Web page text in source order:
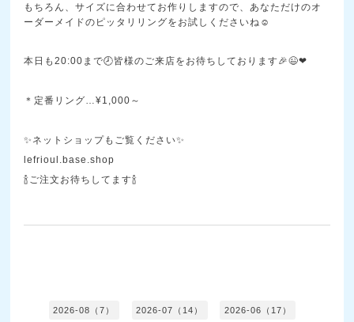
もちろん、サイズに合わせてお作りしますので、あなただけのオ
ーダーメイドのピッタリリングをお試しくださいね☺
本日も20:00まで🕗皆様のご来店をお待ちしております🎉😉❤
＊定番リング…¥1,000～
✨ネットショップもご覧ください✨
lefrioul.base.shop
🍾ご注文お待ちしてます🍾
2026-08（7） 2026-07（14） 2026-06（17）